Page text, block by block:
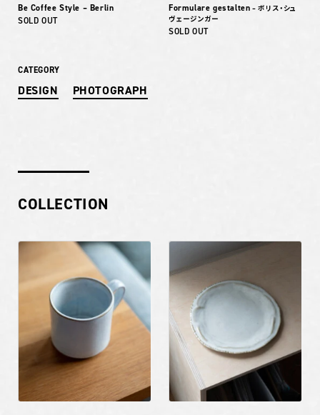
Be Coffee Style – Berlin
SOLD OUT
Formulare gestalten – ボリス・シュ
ヴェージンガー
SOLD OUT
CATEGORY
DESIGN PHOTOGRAPH
COLLECTION